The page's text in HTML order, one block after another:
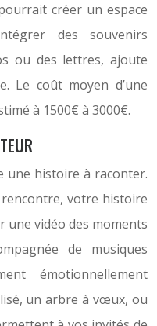
créer un espace
des souvenirs
ou des lettres, ajoute
Le coût moyen d’une
à 1500€ à 3000€.
une histoire à raconter.
votre histoire
une vidéo des moments
de musiques
émotionnellement
un arbre à vœux, ou